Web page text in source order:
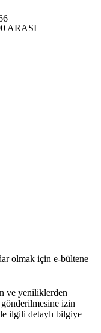
ARASI
olmak için e-bültene
ve yeniliklerden
izin
ilgili detaylı bilgiye